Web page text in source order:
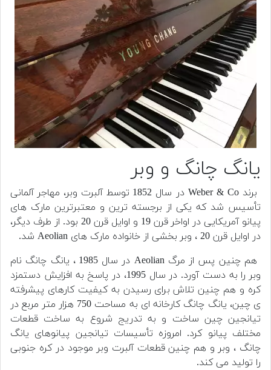
یانگ چانگ و وبر
برند Weber & Co در سال 1852 توسط آلبرت وبر، مهاجر آلمانی
تأسیس شد که یکی از برجسته ترین و معتبرترین مارک های
پیانو آمریکایی در اواخر قرن 19 و اوایل قرن 20 بود. از طرف دیگر،
در اوایل قرن 20 ، وبر بخشی از خانواده مارک های Aeolian شد.
هم چنین پس از مرگ Aeolian در سال 1985 ، یانگ چانگ نام
وبر را به دست آورد. در سال 1995، در پاسخ به افزایش دستمزد
کره و هم چنین تلاش برای رسیدن به کیفیت کارهای پیشرفته
ی چین، یانگ چانگ کارخانه ای به مساحت 750 هزار متر مربع در
تیانجین چین ساخت و به تدریج شروع به ساخت قطعات
مختلف پیانو کرد. امروزه تأسیسات تیانجین پیانوهای یانگ
چانگ ، وبر و هم چنین قطعات آلبرت وبر موجود در کره جنوبی
را تولید می کند.